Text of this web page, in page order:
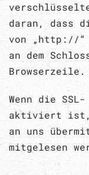
daran, dass
von „http://“
an dem
Browserzeile.
Wenn die
aktiviert ist,
an uns
mitgelesen